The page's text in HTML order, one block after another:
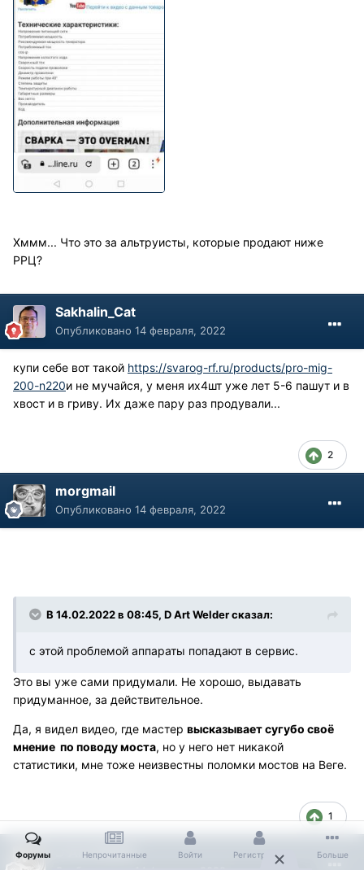
Хммм... Что это за альтруисты, которые продают ниже
РРЦ?
Sakhalin_Cat
Опубликовано 14 февраля, 2022
купи себе вот такой https://svarog-rf.ru/products/pro-mig-
200-n220и не мучайся, у меня их4шт уже лет 5-6 пашут и в
хвост и в гриву. Их даже пару раз продували...
2
morgmail
Опубликовано 14 февраля, 2022
В 14.02.2022 в 08:45, D Art Welder сказал:
с этой проблемой аппараты попадают в сервис.
Это вы уже сами придумали. Не хорошо, выдавать
придуманное, за действительное.
Да, я видел видео, где мастер высказывает сугубо своё
мнение по поводу моста, но у него нет никакой
статистики, мне тоже неизвестны поломки мостов на Веге.
1
D Art Welder
Форумы Непрочитанные Войти Регистрация Больше